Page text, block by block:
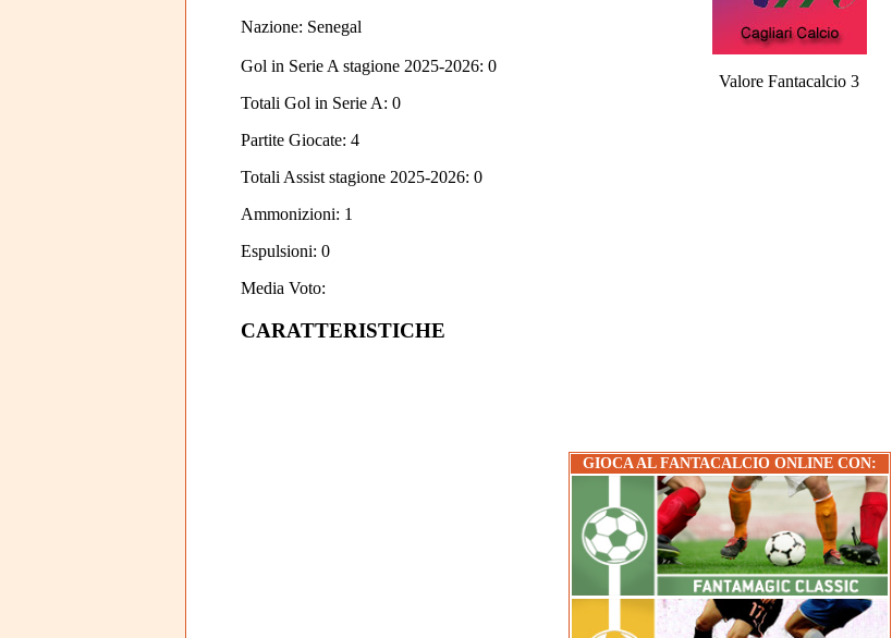
Nazione: Senegal
Gol in Serie A stagione 2025-2026: 0
Totali Gol in Serie A: 0
Partite Giocate: 4
Totali Assist stagione 2025-2026: 0
Ammonizioni: 1
Espulsioni: 0
Media Voto:
CARATTERISTICHE
Valore Fantacalcio 3
GIOCA AL FANTACALCIO ONLINE CON: